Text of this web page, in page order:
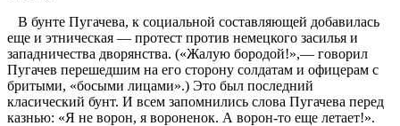
В бунте Пугачева, к социальной составляющей добавилась
еще и этническая — протест против немецкого засилья и
западничества дворянства. («Жалую бородой!»,— говорил
Пугачев перешедшим на его сторону солдатам и офицерам с
бритыми, «босыми лицами».) Это был последний
класический бунт. И всем запомнились слова Пугачева перед
казнью: «Я не ворон, я вороненок. А ворон-то еще летает!».